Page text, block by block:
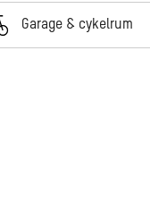
Garage & cykelrum